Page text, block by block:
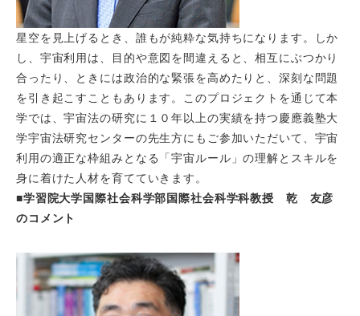
星空を見上げるとき、誰もが純粋な気持ちになります。しか
し、宇宙利用は、目的や意図を間違えると、相互にぶつかり
合ったり、ときには政治的な緊張を高めたりと、深刻な問題
を引き起こすこともあります。このプロジェクトを通じて本
学では、宇宙法の研究に１０年以上の実績を持つ慶應義塾大
学宇宙法研究センターの先生方にもご参加いただいて、宇宙
利用の適正な枠組みとなる「宇宙ルール」の理解とスキルを
身に着けた人材を育てていきます。
■学習院大学国際社会科学部国際社会科学科教授 乾 友彦
のコメント